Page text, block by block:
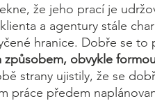
že jeho prací je
a agentury stále
hranice. Dobře se to
způsobem, obvykle
strany ujistily, že se
práce předem